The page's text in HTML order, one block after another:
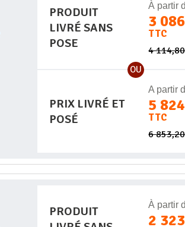
PRODUIT
LIVRÉ SANS
POSE
À partir
3
TTC
4
OU
PRIX LIVRÉ ET
POSÉ
A partir
5
TTC
6
PRODUIT
À partir
2